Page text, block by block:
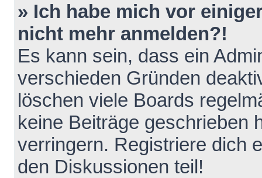
» Ich habe mich vor
nicht mehr anmelden?!
Es kann sein, dass ein
verschieden Gründen
löschen viele Boards
keine Beiträge geschrieben
verringern. Registriere dich
den Diskussionen teil!